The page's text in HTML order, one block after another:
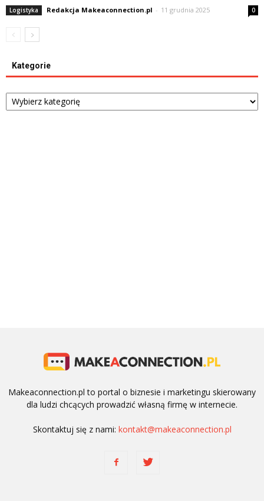
Logistyka Redakcja Makeaconnection.pl - 11 grudnia 2025 0
Kategorie
Kategorie
Makeaconnection.pl to portal o biznesie i marketingu skierowany
dla ludzi chcących prowadzić własną firmę w internecie.
Skontaktuj się z nami: kontakt@makeaconnection.pl